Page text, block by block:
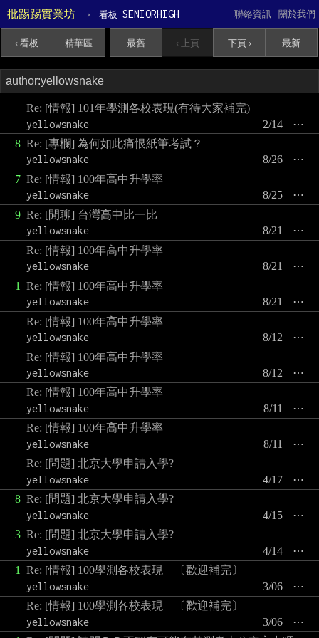
批踢踢實業坊 › 看板 SENIORHIGH 關於我們
聯絡資訊
‹ 看板 精華區 最舊 ‹ 上頁 下頁 › 最新
Re: [情報] 101年學測各校表現(有待大家補完)
yellowsnake
⋯
2/14
8 Re: [專欄] 為何如此痛恨紙筆考試？
yellowsnake
⋯
8/26
7 Re: [情報] 100年高中升學率
yellowsnake
⋯
8/25
9 Re: [閒聊] 台灣高中比一比
yellowsnake
⋯
8/21
Re: [情報] 100年高中升學率
yellowsnake
⋯
8/21
1
Re: [情報] 100年高中升學率
yellowsnake
⋯
8/21
Re: [情報] 100年高中升學率
yellowsnake
⋯
8/12
Re: [情報] 100年高中升學率
yellowsnake
⋯
8/12
Re: [情報] 100年高中升學率
yellowsnake
⋯
8/11
Re: [情報] 100年高中升學率
yellowsnake
⋯
8/11
Re: [問題] 北京大學申請入學?
yellowsnake
⋯
4/17
8 Re: [問題] 北京大學申請入學?
yellowsnake
⋯
4/15
3 Re: [問題] 北京大學申請入學?
yellowsnake
⋯
4/14
1
Re: [情報] 100學測各校表現 〔歡迎補完〕
yellowsnake
⋯
3/06
Re: [情報] 100學測各校表現 〔歡迎補完〕
yellowsnake
⋯
3/06